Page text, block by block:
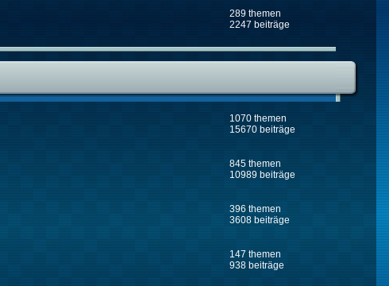
289 themen
2247 beiträge
1070 themen
15670 beiträge
845 themen
10989 beiträge
396 themen
3608 beiträge
147 themen
938 beiträge